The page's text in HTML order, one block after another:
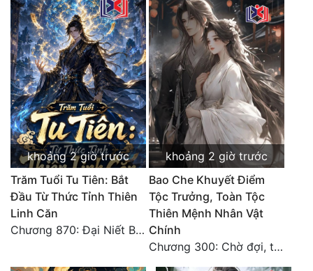
khoảng 2 giờ trước
Trăm Tuổi Tu Tiên: Bắt
Đầu Từ Thức Tỉnh Thiên
Linh Căn
Chương 870: Đại Niết Bàn Tiên Thuật!
khoảng 2 giờ trước
Bao Che Khuyết Điểm
Tộc Trưởng, Toàn Tộc
Thiên Mệnh Nhân Vật
Chính
Chương 300: Chờ đợi, thời khắc truy sát đến gần.